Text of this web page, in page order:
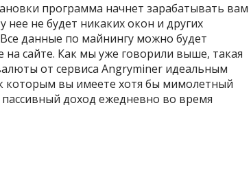
программа начнет зарабатывать вам
не будет никаких окон и других
данные по майнингу можно будет
сайте. Как мы уже говорили выше, такая
от сервиса Angryminer идеальным
которым вы имеете хотя бы мимолетный
доход ежедневно во время